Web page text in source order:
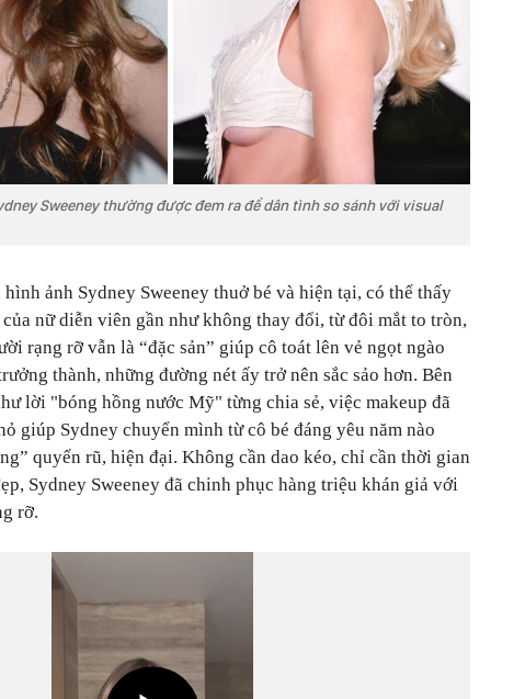
Sweeney thường được đem ra để dân tình so sánh với visual
ảnh Sydney Sweeney thuở bé và hiện tại, có thể thấy
nữ diễn viên gần như không thay đổi, từ đôi mắt to tròn,
rạng rỡ vẫn là “đặc sản” giúp cô toát lên vẻ ngọt ngào
thành, những đường nét ấy trở nên sắc sảo hơn. Bên
lời "bóng hồng nước Mỹ" từng chia sẻ, việc makeup đã
giúp Sydney chuyển mình từ cô bé đáng yêu năm nào
quyến rũ, hiện đại. Không cần dao kéo, chỉ cần thời gian
Sydney Sweeney đã chinh phục hàng triệu khán giả với
rỡ.